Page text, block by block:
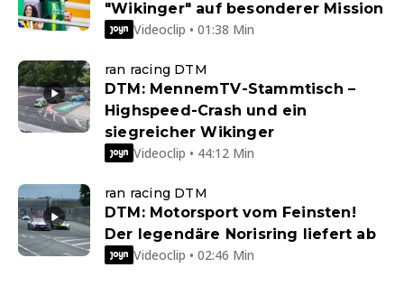
"Wikinger" auf besonderer Mission
Videoclip • 01:38 Min
ran racing DTM
DTM: MennemTV-Stammtisch –
Highspeed-Crash und ein
siegreicher Wikinger
Videoclip • 44:12 Min
ran racing DTM
DTM: Motorsport vom Feinsten!
Der legendäre Norisring liefert ab
Videoclip • 02:46 Min